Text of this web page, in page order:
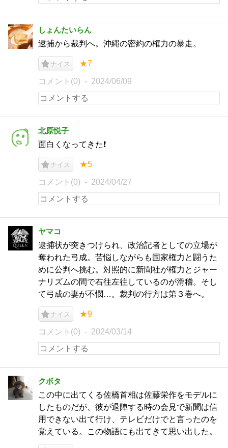
しょんたいらん
逮捕から裁判へ。沖縄の密約の権力の暴走。
ナイス ★7
コメント(0) 2024/06/09
北原悦子
面白くなってきた❗️
ナイス ★5
コメント(0) 2024/04/27
ヤマコ
逮捕状が突きつけられ、政治記者としての立場が
奪われた弓成。苦悩しながらも国家権力と闘うた
めに公判へ挑む。対照的に新聞社が権力とジャー
ナリズムの間で右往左往しているのが滑稽。そし
て弓成の妻が不憫…。裁判の行方は第３巻へ。
ナイス ★9
コメント(0) 2024/03/14
クボタ
この中に出てくる佐橋首相は佐藤栄作をモデルに
したものだが、彼が退陣する時の会見で新聞は信
用できない出て行け、テレビだけでと言ったのを
覚えている。この物語にも出てきて思い出した。